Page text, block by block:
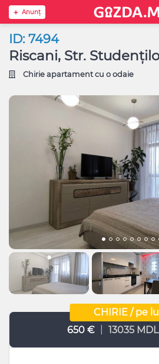
Anunţ
ID: 7494
Riscani, Str.
Chirie apartament cu o odaie
CHIRIE / pe
650 €
13035 MDL